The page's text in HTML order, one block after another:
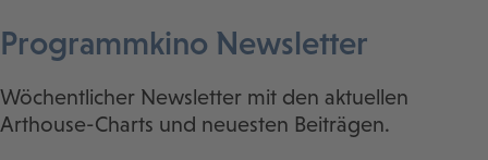
Programmkino Newsletter
Wöchentlicher Newsletter mit den aktuellen
Arthouse-Charts und neuesten Beiträgen.